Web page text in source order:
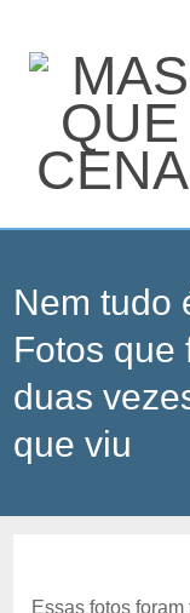
Nem tudo
Fotos que
duas
que viu
Essas fotos